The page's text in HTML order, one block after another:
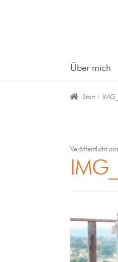
Über mich
Start
Veröffentlicht